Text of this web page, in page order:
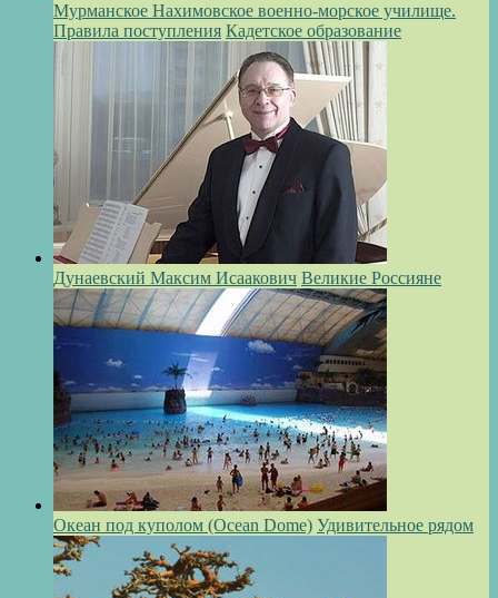
Мурманское Нахимовское военно-морское училище.
Правила поступления Кадетское образование
Дунаевский Максим Исаакович Великие Россияне
Океан под куполом (Ocean Dome) Удивительное рядом